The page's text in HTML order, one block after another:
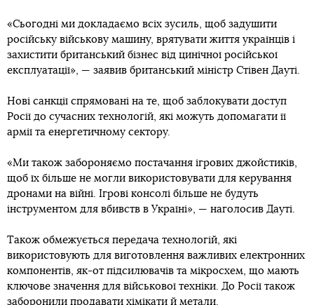
«Сьогодні ми докладаємо всіх зусиль, щоб задушити
російську військову машину, врятувати життя українців і
захистити британський бізнес від цинічної російської
експлуатації», — заявив британський міністр Стівен Дауті.
Нові санкції спрямовані на те, щоб заблокувати доступ
Росії до сучасних технологій, які можуть допомагати її
армії та енергетичному сектору.
«Ми також забороняємо постачання ігрових джойстиків,
щоб їх більше не могли використовувати для керування
дронами на війні. Ігрові консолі більше не будуть
інструментом для вбивств в Україні», — наголосив Дауті.
Також обмежується передача технологій, які
використовують для виготовлення важливих електронних
компонентів, як-от підсилювачів та мікросхем, що мають
ключове значення для військової техніки. До Росії також
заборонили продавати хімікати й метали.